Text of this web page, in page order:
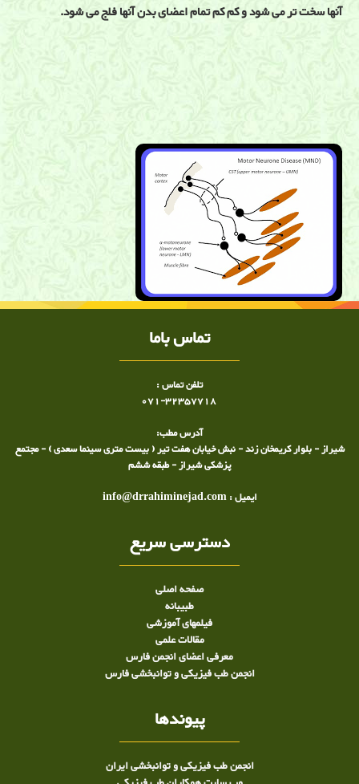
آنها سخت تر می شود و کم کم تمام اعضای بدن آنها فلج می شود.
بیماری نرون حرکتی ,نوار عصب,شیراز, توانبخشی,ضعف عضلانی ,اختلال
در شیراز, دکتر ساعد رحیمی نژاد متخصص ال اس در شیراز
تماس باما
تلفن تماس :
071-32357718
آدرس مطب:
شیراز - بلوار کریمخان زند - نبش خیابان هفت تیر ( بیست متری سینما سعدی ) - مجتمع
پزشکی شیراز - طبقه ششم
ایمیل : info@drrahiminejad.com
دسترسی سریع
صفحه اصلی
طبيبانه
فیلمهای آموزشی
مقالات علمی
معرفی اعضای انجمن فارس
انجمن طب فیزیکی و توانبخشی فارس
پیوندها
انجمن طب فیزیکی و توانبخشی ایران